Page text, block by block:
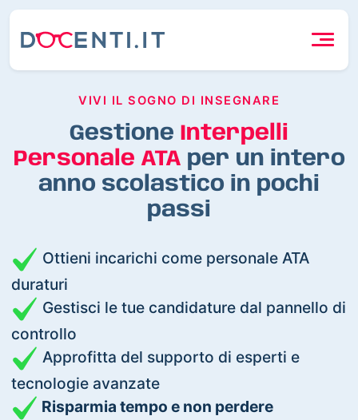
VIVI IL SOGNO DI INSEGNARE
Gestione Interpelli
Personale ATA per un intero
anno scolastico in pochi
passi
Ottieni incarichi come personale ATA
duraturi
Gestisci le tue candidature dal pannello di
controllo
Approfitta del supporto di esperti e
tecnologie avanzate
Risparmia tempo e non perdere